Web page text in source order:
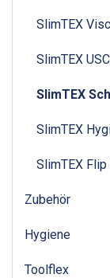
SlimTEX
SlimTEX
SlimTEX
SlimTEX
SlimTEX
Zubehör
Hygiene
Toolflex